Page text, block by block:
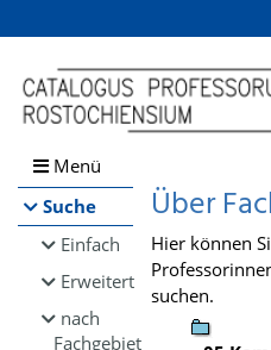
Browsen
direkt zum Inhalt
Menü
Suche
Einfach
Erweitert
nach
Fachgebiet
Über
Hier können
suchen.